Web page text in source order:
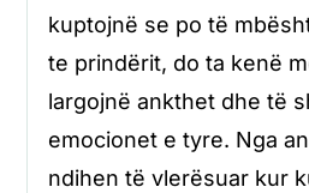
kuptojnë se po të
te prindërit, do ta kenë
largojnë ankthet dhe të
emocionet e tyre. Nga
ndihen të vlerësuar kur